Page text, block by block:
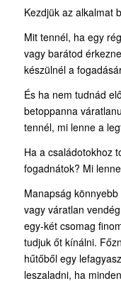
Kezdjük az alkalmat
Mit tennél, ha egy
vagy barátod
készülnél a
És ha nem tudnád
betoppanna
tennél, mi lenne a
Ha a családotokhoz
fogadnátok? Mi
Manapság
vagy váratlan
egy-két csomag
tudjuk őt kínálni.
hűtőből egy
leszaladni, ha